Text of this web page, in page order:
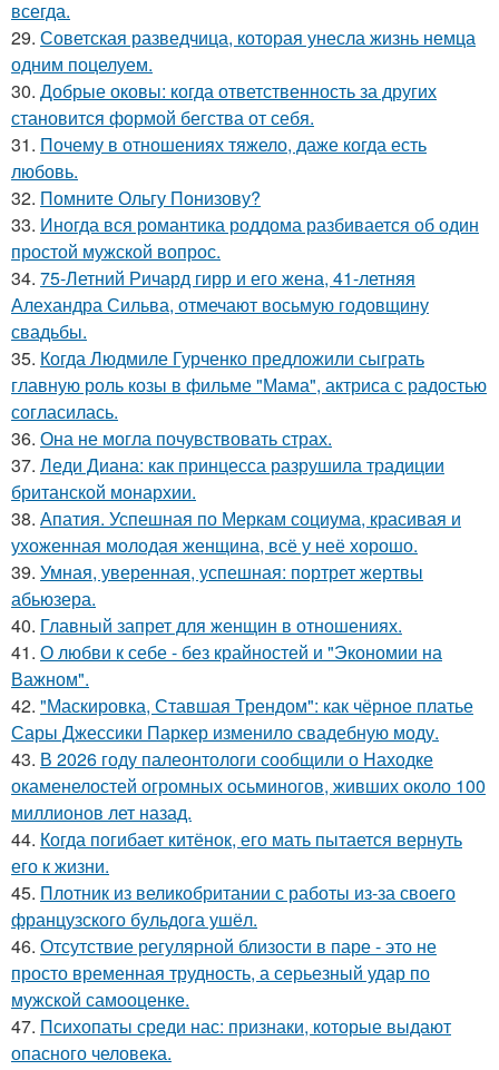
всегда.
29. Советская разведчица, которая унесла жизнь немца
одним поцелуем.
30. Добрые оковы: когда ответственность за других
становится формой бегства от себя.
31. Почему в отношениях тяжело, даже когда есть
любовь.
32. Помните Ольгу Понизову?
33. Иногда вся романтика роддома разбивается об один
простой мужской вопрос.
34. 75-Летний Ричард гирр и его жена, 41-летняя
Алехандра Сильва, отмечают восьмую годовщину
свадьбы.
35. Когда Людмиле Гурченко предложили сыграть
главную роль козы в фильме "Мама", актриса с радостью
согласилась.
36. Она не могла почувствовать страх.
37. Леди Диана: как принцесса разрушила традиции
британской монархии.
38. Апатия. Успешная по Меркам социума, красивая и
ухоженная молодая женщина, всё у неё хорошо.
39. Умная, уверенная, успешная: портрет жертвы
абьюзера.
40. Главный запрет для женщин в отношениях.
41. О любви к себе - без крайностей и "Экономии на
Важном".
42. "Маскировка, Ставшая Трендом": как чёрное платье
Сары Джессики Паркер изменило свадебную моду.
43. В 2026 году палеонтологи сообщили о Находке
окаменелостей огромных осьминогов, живших около 100
миллионов лет назад.
44. Когда погибает китёнок, его мать пытается вернуть
его к жизни.
45. Плотник из великобритании с работы из-за своего
французского бульдога ушёл.
46. Отсутствие регулярной близости в паре - это не
просто временная трудность, а серьезный удар по
мужской самооценке.
47. Психопаты среди нас: признаки, которые выдают
опасного человека.